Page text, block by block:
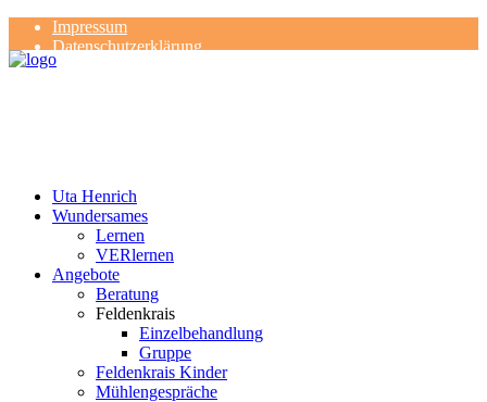
Impressum
Datenschutzerklärung
Kontakt
Uta Henrich
Wundersames
Lernen
VERlernen
Angebote
Beratung
Feldenkrais
Einzelbehandlung
Gruppe
Feldenkrais Kinder
Mühlengespräche